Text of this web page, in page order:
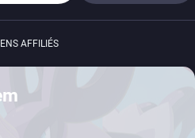
AFFILIÉS